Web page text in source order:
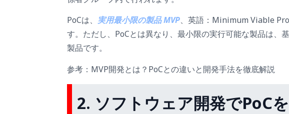
PoCは、 実用最小限の製品 MVP、英語：Minimum Viable
す。ただし、PoCとは異なり、最小限の実行可能な製品は、
製品です。
参考：MVP開発とは？PoCとの違いと開発手法を徹底解説
2. ソフトウェア開発でPoC